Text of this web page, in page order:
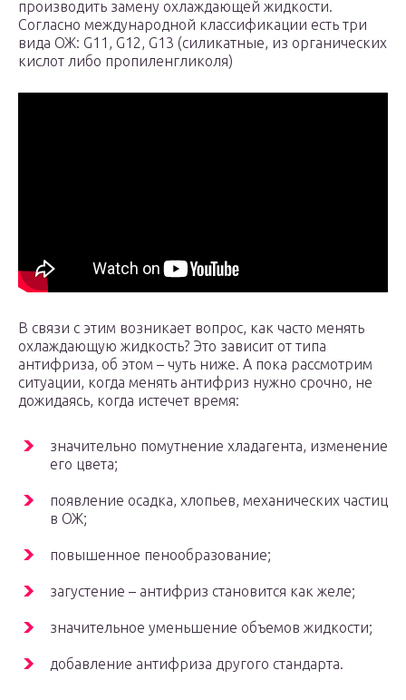
производить замену охлаждающей жидкости.
Согласно международной классификации есть три
вида ОЖ: G11, G12, G13 (силикатные, из органических
кислот либо пропиленгликоля)
В связи с этим возникает вопрос, как часто менять
охлаждающую жидкость? Это зависит от типа
антифриза, об этом – чуть ниже. А пока рассмотрим
ситуации, когда менять антифриз нужно срочно, не
дожидаясь, когда истечет время:
значительно помутнение хладагента, изменение
его цвета;
появление осадка, хлопьев, механических частиц
в ОЖ;
повышенное пенообразование;
загустение – антифриз становится как желе;
значительное уменьшение объемов жидкости;
добавление антифриза другого стандарта.